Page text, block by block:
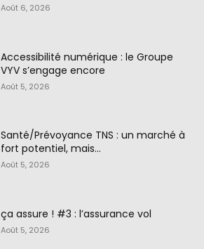
Août 6, 2026
Accessibilité numérique : le Groupe
VYV s’engage encore
Août 5, 2026
Santé/Prévoyance TNS : un marché à
fort potentiel, mais…
Août 5, 2026
ça assure ! #3 : l’assurance vol
Août 5, 2026